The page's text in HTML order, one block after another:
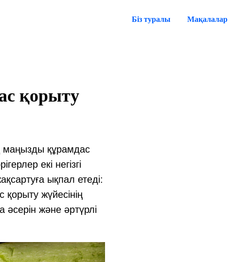
Біз туралы Мақалалар
қорыту
маңызды құрамдас
екі негізгі
ықпал етеді:
жүйесінің
және әртүрлі